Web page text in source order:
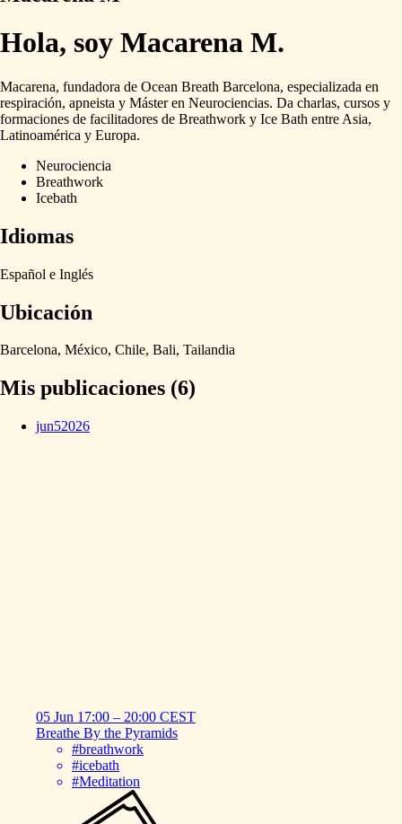
Hola, soy Macarena M.
Macarena, fundadora de Ocean Breath Barcelona, especializada en
respiración, apneista y Máster en Neurociencias. Da charlas, cursos y
formaciones de facilitadores de Breathwork y Ice Bath entre Asia,
Latinoamérica y Europa.
Neurociencia
Breathwork
Icebath
Idiomas
Español e Inglés
Ubicación
Barcelona, México, Chile, Bali, Tailandia
Mis publicaciones (6)
jun52026
05 Jun 17:00 – 20:00 CEST
Breathe By the Pyramids
#breathwork
#icebath
#Meditation